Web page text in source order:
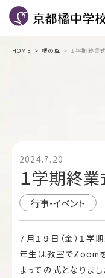
HOME 橘の風 １学期終業式
2024.7.20
１学期終業
行事・イベント
７月１９日（金）１
年生は教室でZoom
まっての式となりまし